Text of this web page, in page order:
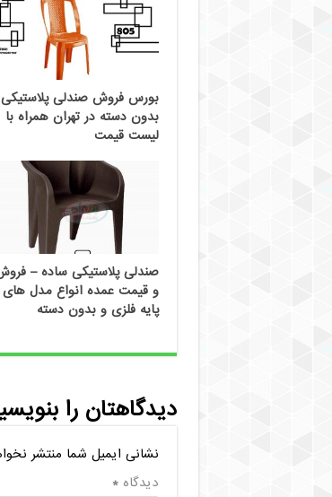
بورس فروش صندلی پلاستیکی
بدون دسته در تهران همراه با
لیست قیمت
صندلی پلاستیکی ساده –
و قیمت عمده انواع مدل های
پایه فلزی و بدون دسته
دیدگاهتان را
نشانی ایمیل شما منتشر
دیدگاه*